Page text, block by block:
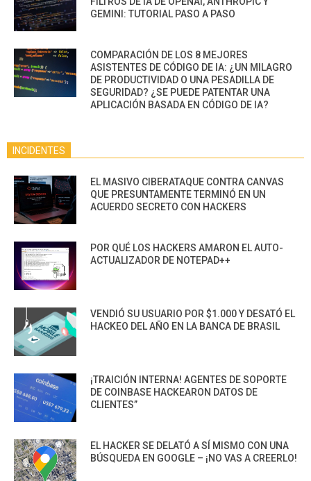
GEMINI: TUTORIAL PASO A PASO
COMPARACIÓN DE LOS 8 MEJORES
ASISTENTES DE CÓDIGO DE IA: ¿UN MILAGRO
DE PRODUCTIVIDAD O UNA PESADILLA DE
SEGURIDAD? ¿SE PUEDE PATENTAR UNA
APLICACIÓN BASADA EN CÓDIGO DE IA?
INCIDENTES
EL MASIVO CIBERATAQUE CONTRA CANVAS
QUE PRESUNTAMENTE TERMINÓ EN UN
ACUERDO SECRETO CON HACKERS
POR QUÉ LOS HACKERS AMARON EL AUTO-
ACTUALIZADOR DE NOTEPAD++
VENDIÓ SU USUARIO POR $1.000 Y DESATÓ EL
HACKEO DEL AÑO EN LA BANCA DE BRASIL
¡TRAICIÓN INTERNA! AGENTES DE SOPORTE
DE COINBASE HACKEARON DATOS DE
CLIENTES”
EL HACKER SE DELATÓ A SÍ MISMO CON UNA
BÚSQUEDA EN GOOGLE – ¡NO VAS A CREERLO!